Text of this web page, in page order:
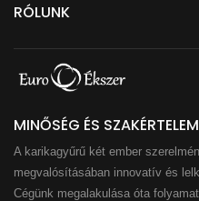
RÓLUNK
MINŐSÉG ÉS SZAKÉRTELEM
A karikagyűrű két ember
megvalósításában innovatív és
Cégünk megalakulása óta